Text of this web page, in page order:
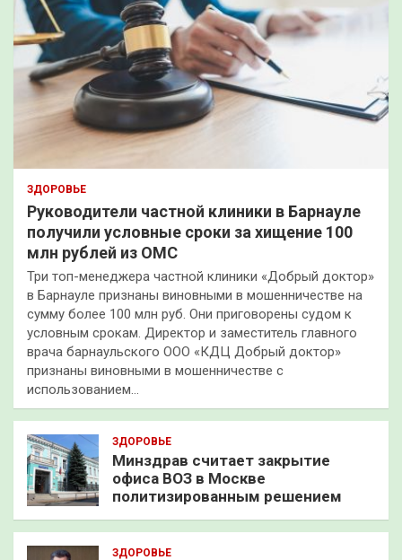
ЗДОРОВЬЕ
Руководители частной клиники в Барнауле
получили условные сроки за хищение 100
млн рублей из ОМС
Три топ-менеджера частной клиники «Добрый доктор»
в Барнауле признаны виновными в мошенничестве на
сумму более 100 млн руб. Они приговорены судом к
условным срокам. Директор и заместитель главного
врача барнаульского ООО «КДЦ Добрый доктор»
признаны виновными в мошенничестве с
использованием…
ЗДОРОВЬЕ
Минздрав считает закрытие
офиса ВОЗ в Москве
политизированным решением
ЗДОРОВЬЕ